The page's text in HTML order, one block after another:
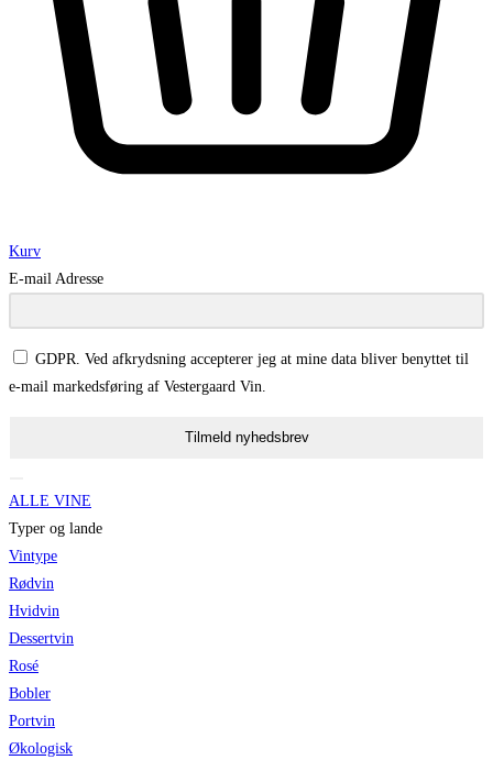
Kurv
E-mail Adresse
GDPR. Ved afkrydsning accepterer jeg at mine data bliver benyttet til
e-mail markedsføring af Vestergaard Vin.
Tilmeld nyhedsbrev
ALLE VINE
Typer og lande
Vintype
Rødvin
Hvidvin
Dessertvin
Rosé
Bobler
Portvin
Økologisk